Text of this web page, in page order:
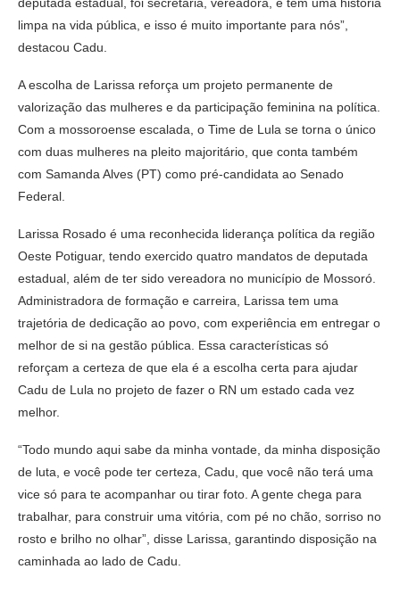
deputada estadual, foi secretária, vereadora, e tem uma história
limpa na vida pública, e isso é muito importante para nós”,
destacou Cadu.
A escolha de Larissa reforça um projeto permanente de
valorização das mulheres e da participação feminina na política.
Com a mossoroense escalada, o Time de Lula se torna o único
com duas mulheres na pleito majoritário, que conta também
com Samanda Alves (PT) como pré-candidata ao Senado
Federal.
Larissa Rosado é uma reconhecida liderança política da região
Oeste Potiguar, tendo exercido quatro mandatos de deputada
estadual, além de ter sido vereadora no município de Mossoró.
Administradora de formação e carreira, Larissa tem uma
trajetória de dedicação ao povo, com experiência em entregar o
melhor de si na gestão pública. Essa características só
reforçam a certeza de que ela é a escolha certa para ajudar
Cadu de Lula no projeto de fazer o RN um estado cada vez
melhor.
“Todo mundo aqui sabe da minha vontade, da minha disposição
de luta, e você pode ter certeza, Cadu, que você não terá uma
vice só para te acompanhar ou tirar foto. A gente chega para
trabalhar, para construir uma vitória, com pé no chão, sorriso no
rosto e brilho no olhar”, disse Larissa, garantindo disposição na
caminhada ao lado de Cadu.